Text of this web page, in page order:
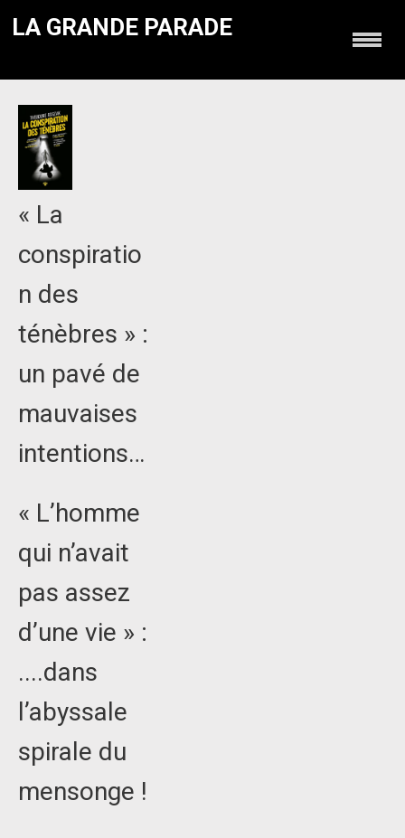
LA GRANDE PARADE
« La
conspiratio
n des
ténèbres » :
un pavé de
mauvaises
intentions…
« L’homme
qui n’avait
pas assez
d’une vie » :
....dans
l’abyssale
spirale du
mensonge !